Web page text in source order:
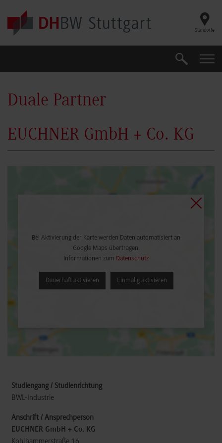
Skip to main content
Standorte
Suche
Duale Partner
EUCHNER GmbH + Co. KG
Bei Aktivierung der Karte werden Daten automatisiert an
Google Maps übertragen.
Informationen zum Datenschutz
Dauerhaft aktivieren Einmalig aktivieren
BWL-Industrie
EUCHNER GmbH + Co. KG